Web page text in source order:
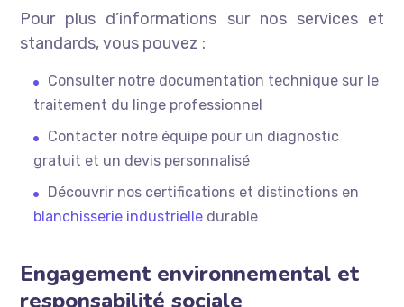
Pour plus d’informations sur nos services et
standards, vous pouvez :
Consulter notre documentation technique sur le
traitement du linge professionnel
Contacter notre équipe pour un diagnostic
gratuit et un devis personnalisé
Découvrir nos certifications et distinctions en
blanchisserie industrielle durable
Engagement environnemental et
responsabilité sociale